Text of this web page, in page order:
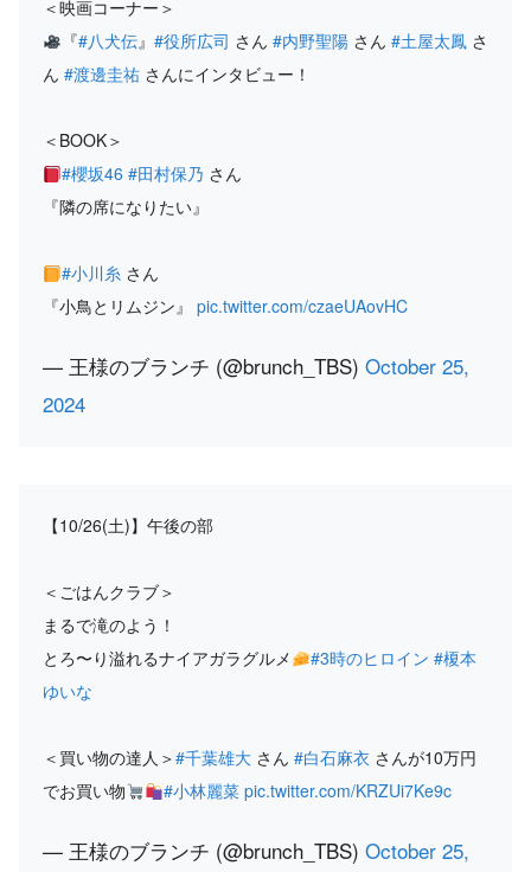
＜映画コーナー＞
『#八犬伝』 #役所広司 さん #内野聖陽さん #土屋太鳳さ
ん #渡邊圭祐 さんにインタビュー！
＜BOOK＞
#櫻坂46 #田村保乃 さん
『隣の席になりたい』
#小川糸さん
『小鳥とリムジン』 pic.twitter.com/czaeUAovHC
— 王様のブランチ (@brunch_TBS) October 25,
2024
【10/26(土)】午後の部
＜ごはんクラブ＞
まるで滝のよう！
とろ〜り溢れるナイアガラグルメ
#3時のヒロイン #榎本
ゆいな
＜買い物の達人＞#千葉雄大 さん #白石麻衣 さんが10万円
でお買い物
#小林麗菜 pic.twitter.com/KRZUi7Ke9c
— 王様のブランチ (@brunch_TBS) October 25,